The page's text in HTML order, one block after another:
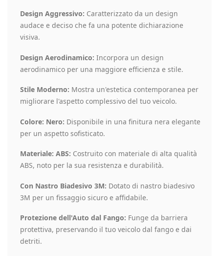
Design Aggressivo: Caratterizzato da un design
audace e deciso che fa una potente dichiarazione
visiva.
Design Aerodinamico: Incorpora un design
aerodinamico per una maggiore efficienza e stile.
Stile Moderno: Mostra un'estetica contemporanea per
migliorare l'aspetto complessivo del tuo veicolo.
Colore: Nero: Disponibile in una finitura nera elegante
per un aspetto sofisticato.
Materiale: ABS: Costruito con materiale di alta qualità
ABS, noto per la sua resistenza e durabilità.
Con Nastro Biadesivo 3M: Dotato di nastro biadesivo
3M per un fissaggio sicuro e affidabile.
Protezione dell'Auto dal Fango: Funge da barriera
protettiva, preservando il tuo veicolo dal fango e dai
detriti.